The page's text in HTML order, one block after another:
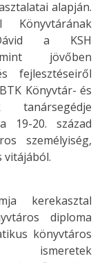
alapján.
a KSH
jövőben
fejlesztéseiről
Könyvtár- és
tanársegédje
19-20. század
személyiség,
vitájából.
kerekasztal
diploma
könyvtáros
ismeretek